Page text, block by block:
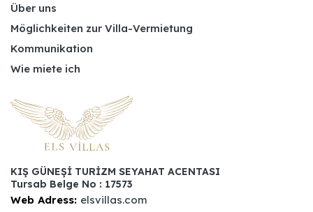
Über uns
Möglichkeiten zur Villa-Vermietung
Kommunikation
Wie miete ich
KIŞ GÜNEŞİ TURİZM SEYAHAT ACENTASI
Tursab Belge No : 17573
Web Adress: elsvillas.com